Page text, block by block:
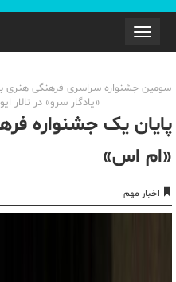
Toggle
navigation
سومین جشنواره سراسری فرهنگی هنری
«یادگار سرو» در
پایان یک جشنواره
«ام اس»
اخبار مهم